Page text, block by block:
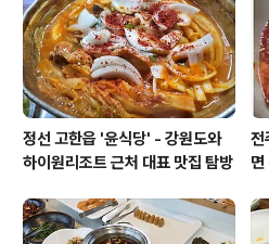
정선 고한읍 '윤식당' - 강원도와
하이원리조트 근처 대표 맛집 탐방
전
면